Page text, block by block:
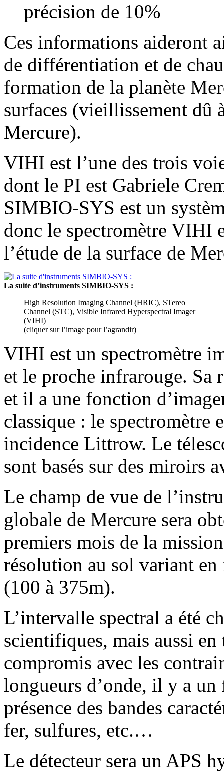
précision de 10%
Ces informations aideront
de différentiation et de
formation de la planète
surfaces (vieillissement dû
Mercure).
VIHI est l’une des trois
dont le PI est Gabriele
SIMBIO-SYS est un
donc le spectromètre VIHI
l’étude de la surface de
La suite d’instruments SIMBIO-SYS :
High Resolution Imaging Channel (HRIC), STereo
Channel (STC), Visible Infrared Hyperspectral Imager
(VIHI)
(cliquer sur l’image pour l’agrandir)
VIHI est un spectromètre
et le proche infrarouge. Sa
et il a une fonction
classique : le spectromètre
incidence Littrow. Le
sont basés sur des miroirs
Le champ de vue de
globale de Mercure sera
premiers mois de la
résolution au sol variant
(100 à 375m).
L’intervalle spectral a été
scientifiques, mais aussi en
compromis avec les
longueurs d’onde, il y a
présence des bandes
fer, sulfures, etc.…
Le détecteur sera un APS